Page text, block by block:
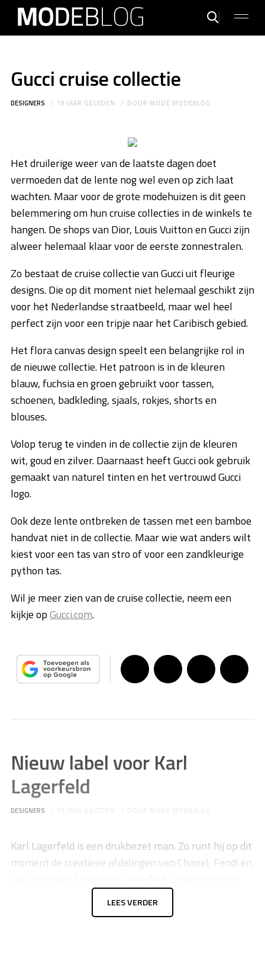
Gucci cruise collectie
DESIGNERS 19 JAAR GELEDEN DOOR MODE MODEBLOG
Het druilerige weer van de laatste dagen doet
vermoeden dat de lente nog wel even op zich laat
wachten. Maar voor de grote modehuizen is dit geen
belemmering om hun cruise collecties in de winkels te
hangen. De shops van Dior, Louis Vuitton en Gucci zijn
alweer helemaal klaar voor de eerste zonnestralen.
Zo bestaat de cruise collectie van Gucci uit fleurige
designs. Die op dit moment niet helemaal geschikt zijn
voor het Nederlandse straatbeeld, maar wel heel
perfect zijn voor een tripje naar het Caribisch gebied.
Het flora canvas design speelt een belangrijke rol in
de nieuwe collectie. Het patroon is in de kleuren
blauw, fuchsia en groen gebruikt voor tassen,
schoenen, badkleding, sjaals, rokjes, shorts en
blouses.
Volop terug te vinden in de collectie zijn de kleuren
wit, goud en zilver. Daarnaast heeft Gucci ook gebruik
gemaakt van naturel tinten en het vertrouwd Gucci
logo.
Ook deze lente ontbreken de tassen met een bamboe
handvat niet in de collectie. Maar wie wat anders wilt
kiest voor een tas van stro of voor een zandkleurige
python tas.
Wil je meer zien van de cruise collectie, neem een
kijkje opGucci.com.
Nieuw label voor Karl
Lagerfeld
DESIGNERS 19 JAAR GELEDEN DOOR MODE MODEBLOG
Karl Lagerfeld is een drukbezet man. Zo runt hij op dit
moment de creatieve afdelingen van Chanel, Fendi en
dit alles was nog niet genoeg voor meneer Lagerfeld.
Hij vond dat het tijd werd voor een nieuwe uitdaging.
LEES VERDER